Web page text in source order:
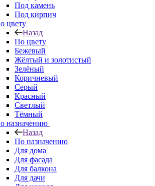
Под камень
Под кирпич
цвету
Назад
По цвету
Бежевый
Жёлтый и золотистый
Зелёный
Коричневый
Серый
Красный
Светлый
Тёмный
назначению
Назад
По назначению
Для дома
Для фасада
Для балкона
Для дачи